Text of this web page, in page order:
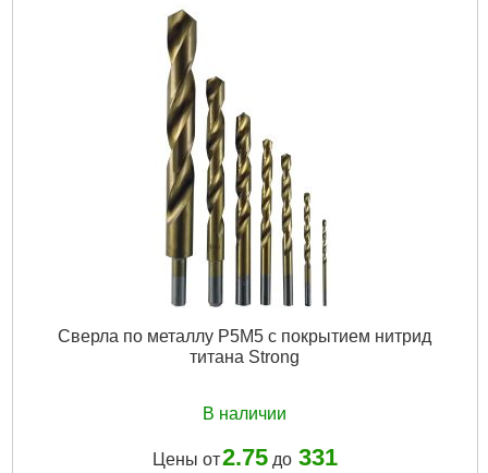
Сверла по металлу Р5М5 с покрытием нитрид
титана Strong
В наличии
Цены от2.75до 331